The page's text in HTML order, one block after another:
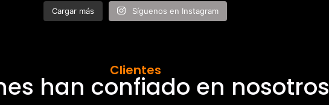
Cargar más Síguenos en Instagram
Clientes
han confiado en nosotros